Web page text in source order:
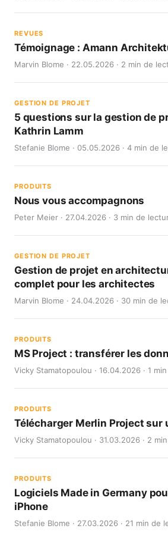
REVUES
Témoignage : Amann
Marvin Blome · 22.05.2026 · 2 min de
GESTION DE PROJET
5 questions sur la gestion de
Kathrin Lamm
Stefanie Blome · 05.05.2026 · 4 min de
PRODUITS
Nous vous accompagnons
Peter Meier · 27.04.2026 · 3 min de
GESTION DE PROJET
Gestion de projet en
complet pour les architectes
Marvin Blome · 24.04.2026 · 30 min de
PRODUITS
MS Project : transférer les
Vicky Stamatopoulou · 16.04.2026 · 1
PRODUITS
Télécharger Merlin Project sur
Vicky Stamatopoulou · 31.03.2026 · 2
PRODUITS
Logiciels Made in Germany
iPhone
Stefanie Blome · 27.03.2026 · 21 min de